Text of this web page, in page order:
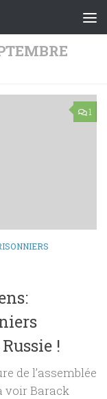
1
!
de l’assemblée
voir Barack